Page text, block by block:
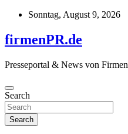
Skip
content
Sonntag, August 9, 2026
firmenPR.de
Presseportal & News von Firmen
Search
Search